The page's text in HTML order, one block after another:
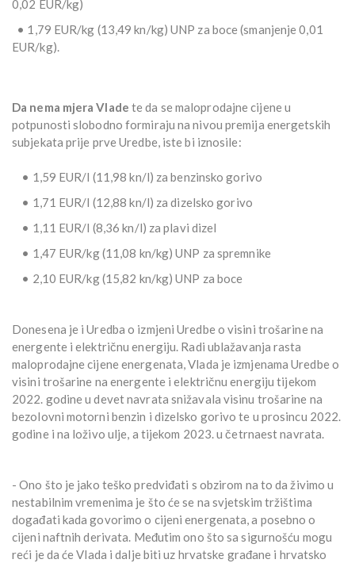
0,02 EUR/kg)
• 1,79 EUR/kg (13,49 kn/kg) UNP za boce (smanjenje 0,01
EUR/kg).
Da nema mjera Vlade te da se maloprodajne cijene u
potpunosti slobodno formiraju na nivou premija energetskih
subjekata prije prve Uredbe, iste bi iznosile:
• 1,59 EUR/l (11,98 kn/l) za benzinsko gorivo
• 1,71 EUR/l (12,88 kn/l) za dizelsko gorivo
• 1,11 EUR/l (8,36 kn/l) za plavi dizel
• 1,47 EUR/kg (11,08 kn/kg) UNP za spremnike
• 2,10 EUR/kg (15,82 kn/kg) UNP za boce
Donesena je i Uredba o izmjeni Uredbe o visini trošarine na
energente i električnu energiju. Radi ublažavanja rasta
maloprodajne cijene energenata, Vlada je izmjenama Uredbe o
visini trošarine na energente i električnu energiju tijekom
2022. godine u devet navrata snižavala visinu trošarine na
bezolovni motorni benzin i dizelsko gorivo te u prosincu 2022.
godine i na loživo ulje, a tijekom 2023. u četrnaest navrata.
- Ono što je jako teško predviđati s obzirom na to da živimo u
nestabilnim vremenima je što će se na svjetskim tržištima
događati kada govorimo o cijeni energenata, a posebno o
cijeni naftnih derivata. Međutim ono što sa sigurnošću mogu
reći je da će Vlada i dalje biti uz hrvatske građane i hrvatsko